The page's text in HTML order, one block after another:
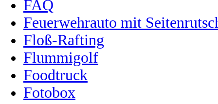
FAQ
Feuerwehrauto mit
Floß-Rafting
Flummigolf
Foodtruck
Fotobox